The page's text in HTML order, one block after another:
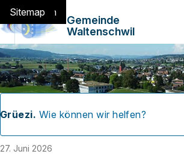
Navigieren in
Schnellnavigation
Home
Navigation
Inhalt
Suche
Sitemap
Gemeinde
Waltenschwil
Suchbegriff
Grüezi. Wie können wir helfen?
27. Juni 2026